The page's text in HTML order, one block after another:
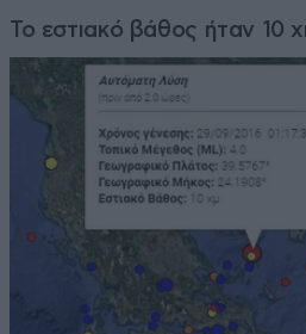
Το εστιακό βάθος ήταν 10